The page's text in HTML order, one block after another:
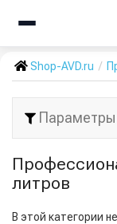
Shop-AVD.ru
литров
В этой категории